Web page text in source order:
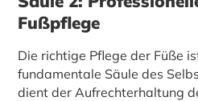
Fußpflege
Die richtige Pflege der Füße
fundamentale Säule des
dient der Aufrechterhaltung